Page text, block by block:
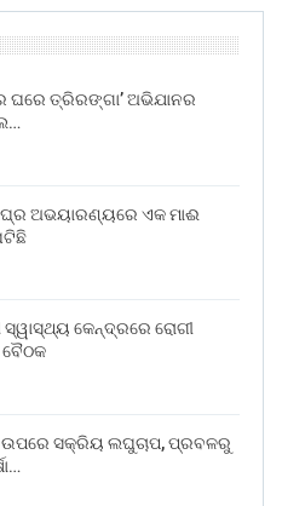
ଘରେ ତ୍ରିରଙ୍ଗା’ ଅଭିଯାନର
ଅଭୟାରଣ୍ୟରେ ଏକ ମାଈ
କେନ୍ଦ୍ରରେ ରୋଗୀ
ସକ୍ରିୟ ଲଘୁଚାପ, ପ୍ରବଳରୁ